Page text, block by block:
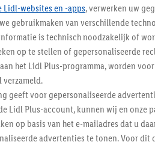
Lidl-websites en -apps, verwerken uw
gebruikmaken van verschillende
is technisch noodzakelijk of
op te stellen of gepersonaliseerde
het Lidl Plus-programma, worden
verzameld.
geeft voor gepersonaliseerde
Lidl Plus-account, kunnen wij en onze
op basis van het e-mailadres dat u
advertenties te tonen. Voor dit